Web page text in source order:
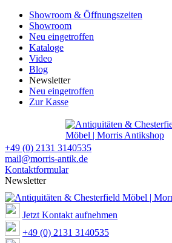
Showroom & Öffnungszeiten
Showroom
Neu eingetroffen
Kataloge
Video
Blog
Newsletter
Neu eingetroffen
Zur Kasse
+49 (0) 2131 3140535
mail@morris-antik.de
Kontaktformular
Newsletter
Jetzt Kontakt aufnehmen
+49 (0) 2131 3140535